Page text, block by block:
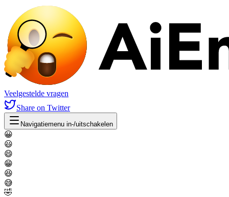
Veelgestelde vragen
Share on Twitter
Navigatiemenu in-/uitschakelen
😀
😃
😄
😁
😆
😅
🤣